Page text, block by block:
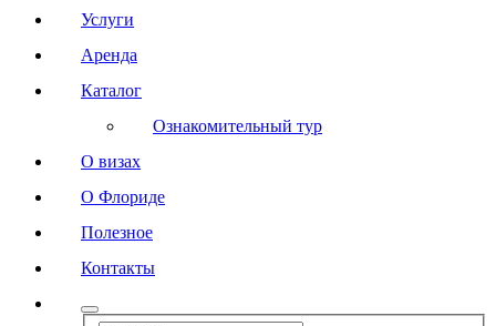
Услуги
Аренда
Каталог
Ознакомительный тур
О визах
О Флориде
Полезное
Контакты